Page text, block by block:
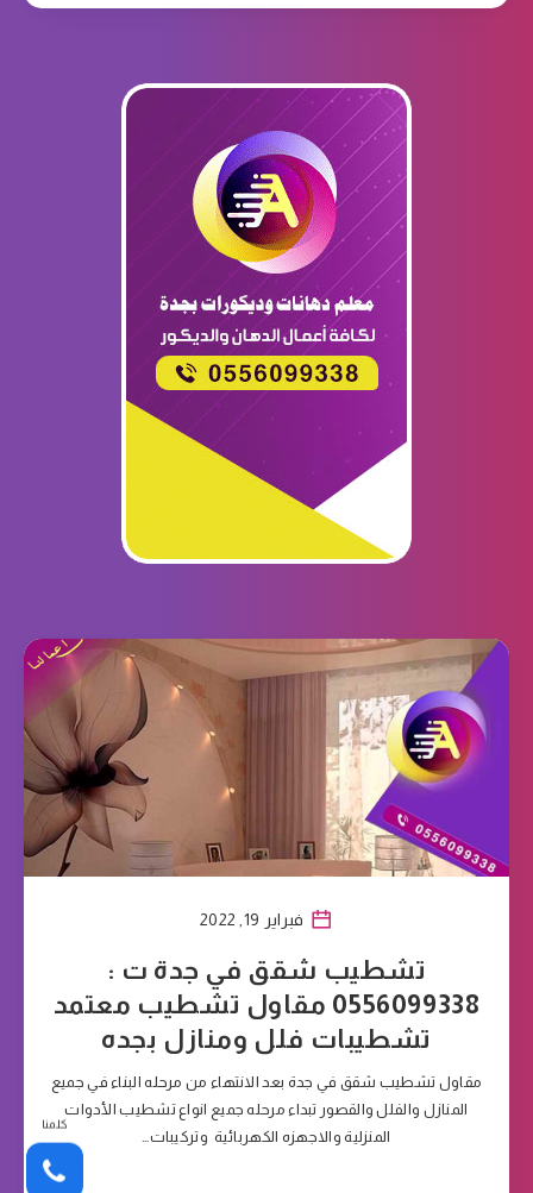
فبراير 19, 2022
تشطيب شقق في جدة ت :
0556099338 مقاول تشطيب معتمد
تشطيبات فلل ومنازل بجده
مقاول تشطيب شقق في جدة بعد الانتهاء من مرحله البناء في جميع
المنازل والفلل والقصور تبداء مرحله جميع انواع تشطيب الأدوات
المنزلية والاجهزه الكهربائية وتركيبات…
كلمنا